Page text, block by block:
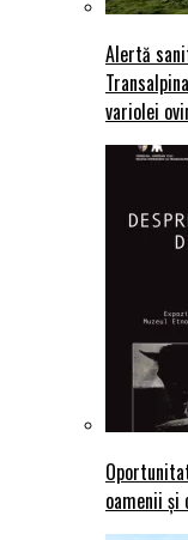
Alertă
variolei
oamenii și